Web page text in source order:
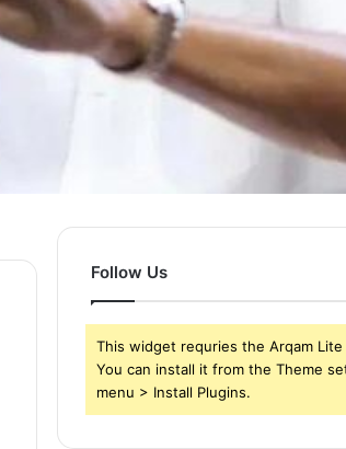
Follow Us
This widget requries the Arqam Lite
You can install it from the Theme
menu > Install Plugins.